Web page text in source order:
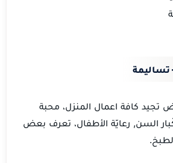
تساليمة
تجيد كافة اعمال المنزل، محبة
السن, رعايّة الأطفال، تعرف بعض